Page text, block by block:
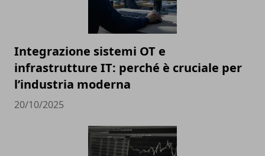
Integrazione sistemi OT e
infrastrutture IT: perché è cruciale per
l’industria moderna
20/10/2025